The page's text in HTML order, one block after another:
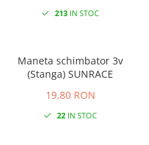
213IN STOC
Maneta schimbator 3v
(Stanga) SUNRACE
19,80 RON
22IN STOC